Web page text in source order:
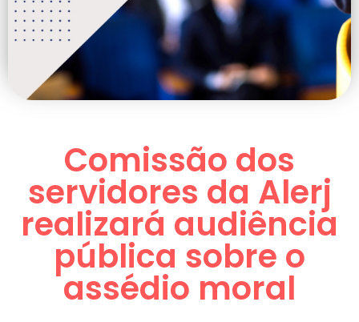
Comissão dos
servidores da Alerj
realizará audiência
pública sobre o
assédio moral